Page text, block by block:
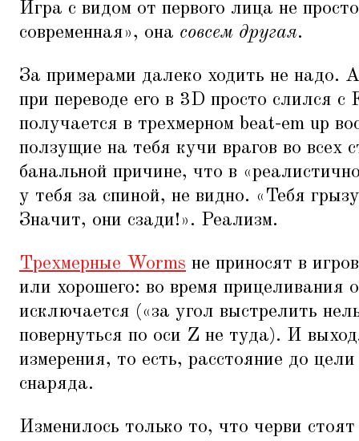
Игра с видом от первого лица не просто
современная», она совсем другая.
За примерами далеко ходить не
при переводе его в 3D просто слился
получается в трехмерном beat-em up
ползущие на тебя кучи врагов во всех
банальной причине, что в «
у тебя за спиной, не видно. « Тебя
Значит, они сзади!». Реализм.
Трехмерные Worms не приносят в
или хорошего: во время прицеливания
исключается («за угол выстрелить
повернуться по оси Z не туда). И
измерения, то есть, расстояние до
снаряда.
Изменилось только то, что черви